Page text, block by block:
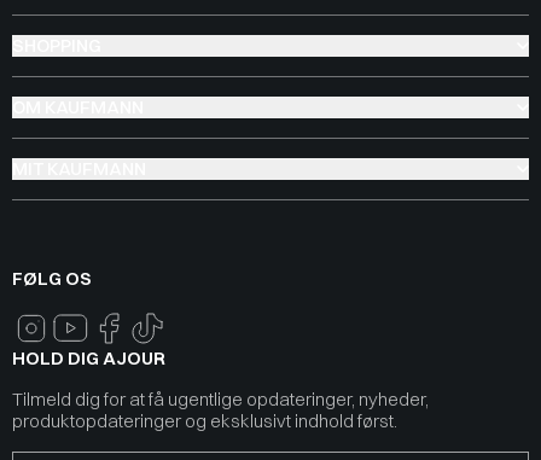
FØLG OS
HOLD DIG AJOUR
Tilmeld dig for at få ugentlige opdateringer, nyheder,
produktopdateringer og eksklusivt indhold først.